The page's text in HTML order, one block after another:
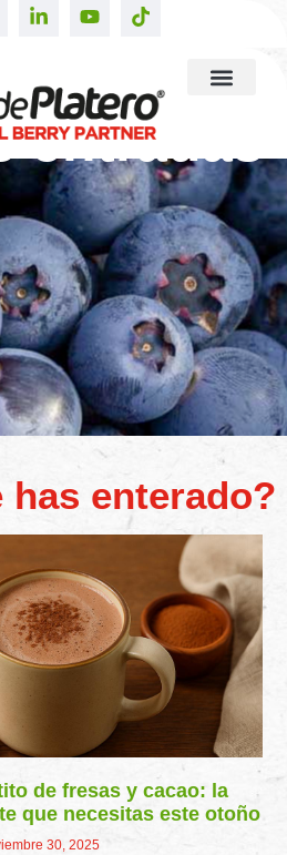
entradas
has enterado?
de fresas y cacao: la
que necesitas este otoño
30, 2025